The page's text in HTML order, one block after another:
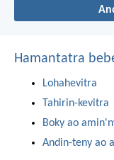
Hamantatra
Lohahevitra
Tahirin-kevitra
Boky ao
Andin-teny ao